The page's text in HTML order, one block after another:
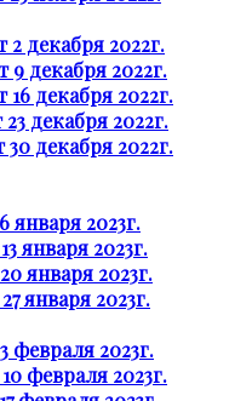
2 декабря 2022г.
9 декабря 2022г.
16 декабря 2022г.
23 декабря 2022г.
30 декабря 2022г.
января 2023г.
января 2023г.
января 2023г.
января 2023г.
февраля 2023г.
февраля 2023г.